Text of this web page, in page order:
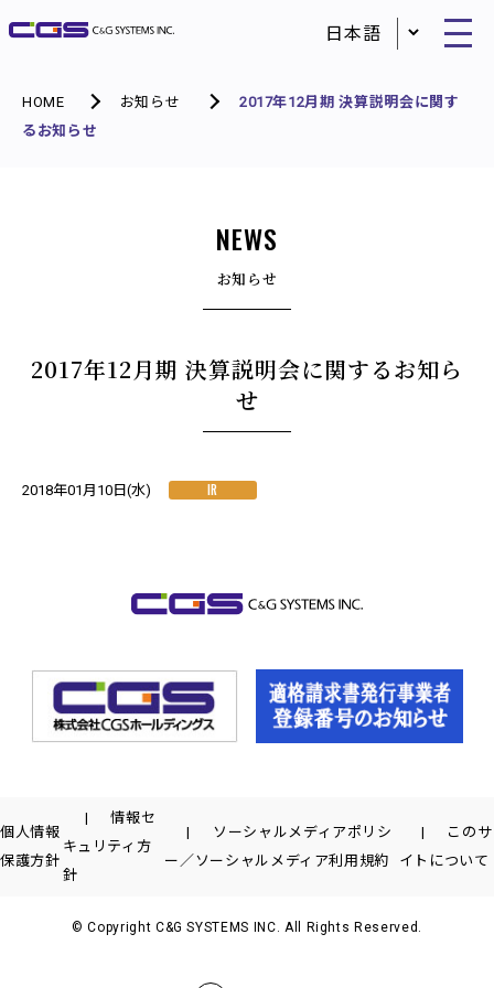
HOME お知らせ
2017年12月期 決算説明会に関す
るお知らせ
NEWS
お知らせ
2017年12月期 決算説明会に関するお知ら
せ
2018年01月10日(水) IR
個人情報
保護方針
情報セ
キュリティ方
針
ソーシャルメディアポリシ
ー／ソーシャルメディア利用規約
このサ
イトについて
© Copyright C&G SYSTEMS INC. All Rights Reserved.